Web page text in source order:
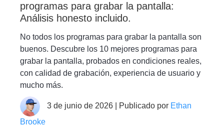
programas para grabar la pantalla:
Análisis honesto incluido.
No todos los programas para grabar la pantalla son
buenos. Descubre los 10 mejores programas para
grabar la pantalla, probados en condiciones reales,
con calidad de grabación, experiencia de usuario y
mucho más.
3 de junio de 2026 | Publicado por Ethan
Brooke